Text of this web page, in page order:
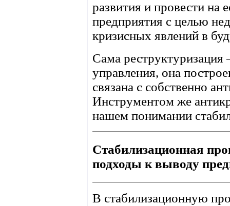
развития и провести на
предприятия с целью
кризисных явлений в
Сама реструктуризация
управления, она
связана с собственно
Инструментом же
нашем понимании
Стабилизационная
подходы к выводу
В стабилизационную